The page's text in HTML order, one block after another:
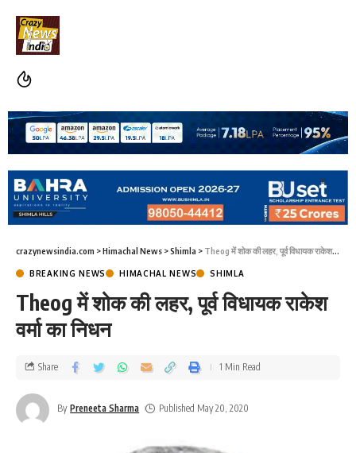
crazynewsindia.com >Himachal News >Shimla > Theog में शोक की लहर, पूर्व विधायक राकेश वर्मा का निधन
BREAKING NEWS HIMACHAL NEWS SHIMLA
Theog में शोक की लहर, पूर्व विधायक राकेश
वर्मा का निधन
By Preneeta Sharma Published May 20, 2020
Share 1 Min Read